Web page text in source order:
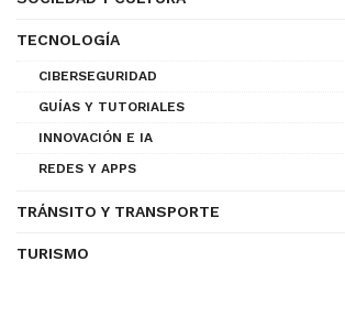
TECNOLOGÍA
CIBERSEGURIDAD
GUÍAS Y TUTORIALES
INNOVACIÓN E IA
REDES Y APPS
TRÁNSITO Y TRANSPORTE
TURISMO